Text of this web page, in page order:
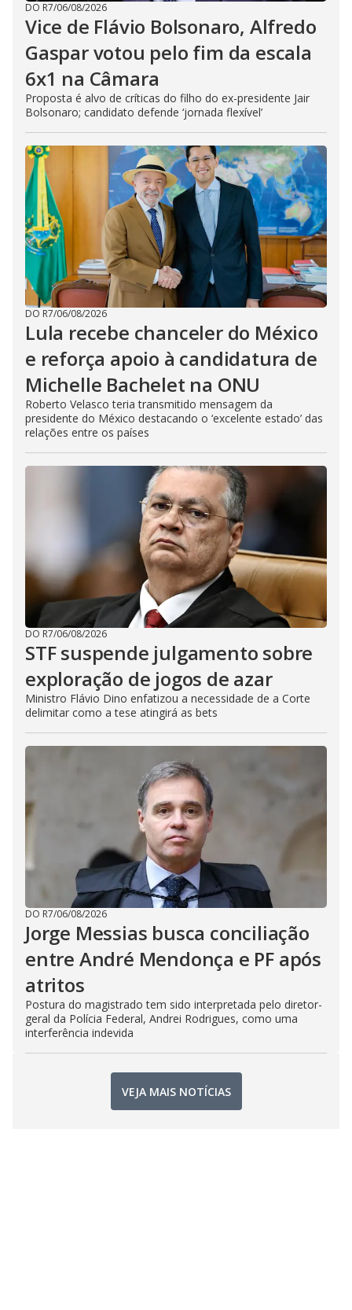
DO R7/06/08/2026
Vice de Flávio Bolsonaro, Alfredo
Gaspar votou pelo fim da escala
6x1 na Câmara
Proposta é alvo de críticas do filho do ex-presidente Jair
Bolsonaro; candidato defende ‘jornada flexível’
DO R7/06/08/2026
Lula recebe chanceler do México
e reforça apoio à candidatura de
Michelle Bachelet na ONU
Roberto Velasco teria transmitido mensagem da
presidente do México destacando o ‘excelente estado’ das
relações entre os países
DO R7/06/08/2026
STF suspende julgamento sobre
exploração de jogos de azar
Ministro Flávio Dino enfatizou a necessidade de a Corte
delimitar como a tese atingirá as bets
DO R7/06/08/2026
Jorge Messias busca conciliação
entre André Mendonça e PF após
atritos
Postura do magistrado tem sido interpretada pelo diretor-
geral da Polícia Federal, Andrei Rodrigues, como uma
interferência indevida
VEJA MAIS NOTÍCIAS